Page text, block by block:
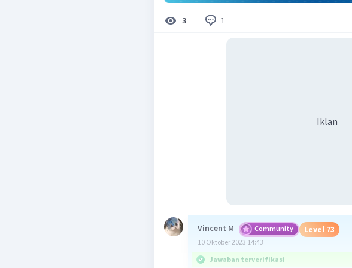
3 1
Iklan
Vincent M Community Level 73
10 Oktober 2023 14:43
Jawaban terverifikasi